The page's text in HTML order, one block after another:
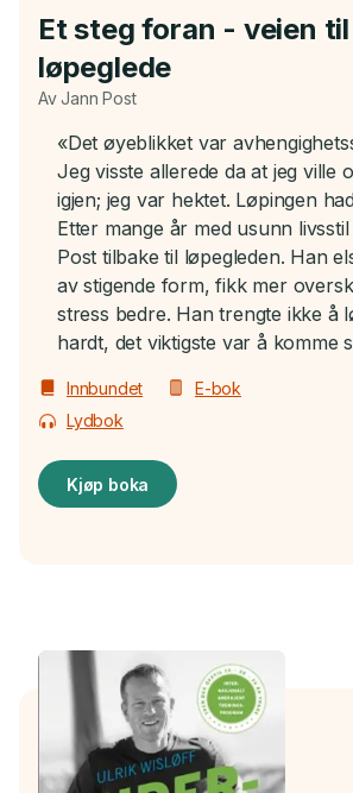
Et steg foran - veien
løpeglede
Av Jann Post
«Det øyeblikket var
Jeg visste allerede da at jeg ville
igjen; jeg var hektet. Løpingen
Etter mange år med usunn
Post tilbake til løpegleden. Han
av stigende form, fikk mer
stress bedre. Han trengte ikke å
hardt, det viktigste var å komme
Innbundet
E-bok
Lydbok
Kjøp boka